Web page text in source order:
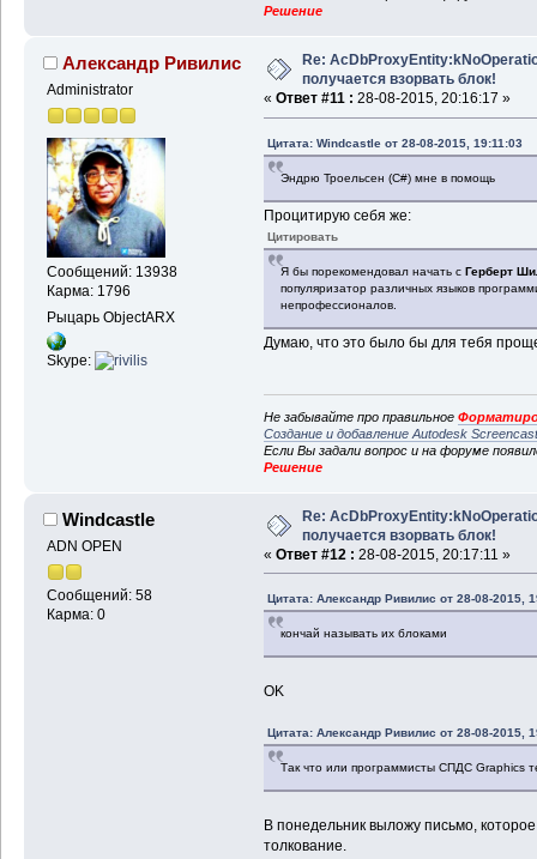
Решение
Александр Ривилис
Administrator
Сообщений: 13938
Карма: 1796
Рыцарь ObjectARX
Skype:
Re:
получается взорвать блок!
« Ответ #11 : 28-08-2015, 20:16:17 »
Цитата: Windcastle от 28-08-2015, 19:11:03
Эндрю Троельсен (C#) мне в помощь
Процитирую себя же:
Цитировать
Я бы порекомендовал начать с Герберт
популяризатор различных языков
непрофессионалов.
Думаю, что это было бы для тебя
Не забывайте про правильное
Создание и добавление Autodesk
Если Вы задали вопрос и на форуме
Решение
Windcastle
ADN OPEN
Сообщений: 58
Карма: 0
Re:
получается взорвать блок!
« Ответ #12 : 28-08-2015, 20:17:11 »
Цитата: Александр Ривилис от 28-08-2015,
кончай называть их блоками
OK
Цитата: Александр Ривилис от 28-08-2015,
Так что или программисты СПДС Graphics
В понедельник выложу письмо,
толкование.